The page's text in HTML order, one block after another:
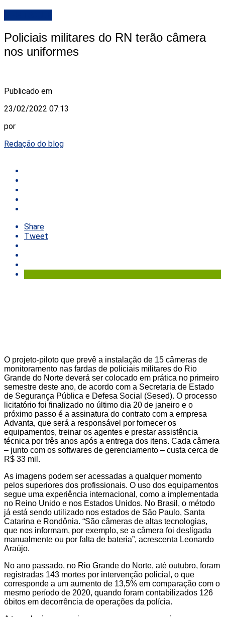
Policiais militares do RN terão câmera
nos uniformes
Publicado em
23/02/2022 07:13
por
Redação do blog
Share
Tweet
O projeto-piloto que prevê a instalação de 15 câmeras de
monitoramento nas fardas de policiais militares do Rio
Grande do Norte deverá ser colocado em prática no primeiro
semestre deste ano, de acordo com a Secretaria de Estado
de Segurança Pública e Defesa Social (Sesed). O processo
licitatório foi finalizado no último dia 20 de janeiro e o
próximo passo é a assinatura do contrato com a empresa
Advanta, que será a responsável por fornecer os
equipamentos, treinar os agentes e prestar assistência
técnica por três anos após a entrega dos itens. Cada câmera
– junto com os softwares de gerenciamento – custa cerca de
R$ 33 mil.
As imagens podem ser acessadas a qualquer momento
pelos superiores dos profissionais. O uso dos equipamentos
segue uma experiência internacional, como a implementada
no Reino Unido e nos Estados Unidos. No Brasil, o método
já está sendo utilizado nos estados de São Paulo, Santa
Catarina e Rondônia. “São câmeras de altas tecnologias,
que nos informam, por exemplo, se a câmera foi desligada
manualmente ou por falta de bateria”, acrescenta Leonardo
Araújo.
No ano passado, no Rio Grande do Norte, até outubro, foram
registradas 143 mortes por intervenção policial, o que
corresponde a um aumento de 13,5% em comparação com o
mesmo período de 2020, quando foram contabilizados 126
óbitos em decorrência de operações da polícia.